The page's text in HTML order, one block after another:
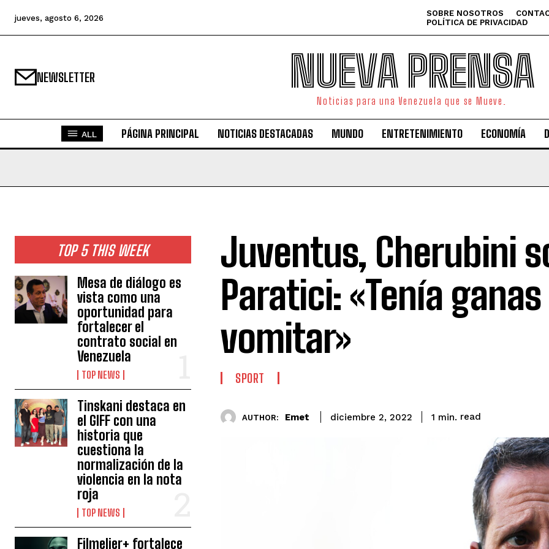
jueves, agosto 6, 2026 SOBRE NOSOTROS
POLÍTICA DE PRIVACIDAD
NEWSLETTER NUEVA PRENSA
Noticias para una Venezuela que se Mueve.
ALL PÁGINA PRINCIPAL NOTICIAS DESTACADAS MUNDO ENTRETENIMIENTO ECONOMÍA
TOP 5 THIS WEEK
Mesa de diálogo es
vista como una
oportunidad para
fortalecer el
contrato social en
Venezuela
TOP NEWS
Tinskani destaca en
el GIFF con una
historia que
cuestiona la
normalización de la
violencia en la nota
roja
TOP NEWS
Filmelier+ fortalece
Juventus, Cherubini
Paratici: «Tenía
vomitar»
SPORT
AUTHOR: Emet diciembre 2, 2022 1 min. read